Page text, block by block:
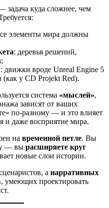
куда сложнее, чем
элементы мира должны
: деревья решений,
: движки вроде Unreal Engine 5
у CD Projekt Red).
система «мыслей»,
зависят от ваших
по-разному — и это влияет
и даже восприятие мира.
на временной петле. Вы
— вы расширяете круг
новые слои истории.
а нарративных
умеющих проектировать